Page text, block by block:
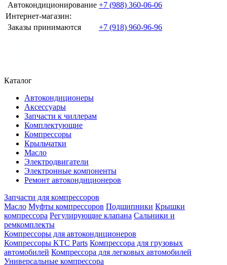
Автокондиционирование +7 (988) 360-06-06
Интернет-магазин:
Заказы принимаются
+7 (918) 960-96-96
Каталог
Автокондиционеры
Аксессуары
Запчасти к чиллерам
Комплектующие
Компрессоры
Крыльчатки
Масло
Электродвигатели
Электронные компоненты
Ремонт автокондиционеров
Запчасти для компрессоров
Масло Муфты компрессоров Подшипники Крышки
компрессора Регулирующие клапана Сальники и
ремкомплекты
Компрессоры для автокондиционеров
Компрессоры KTC Parts Компрессора для грузовых
автомобилей Компрессора для легковых автомобилей
Универсальные компрессора